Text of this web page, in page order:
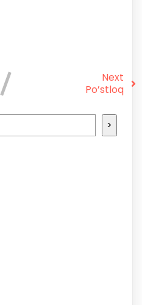
Next
Po’stloq
>